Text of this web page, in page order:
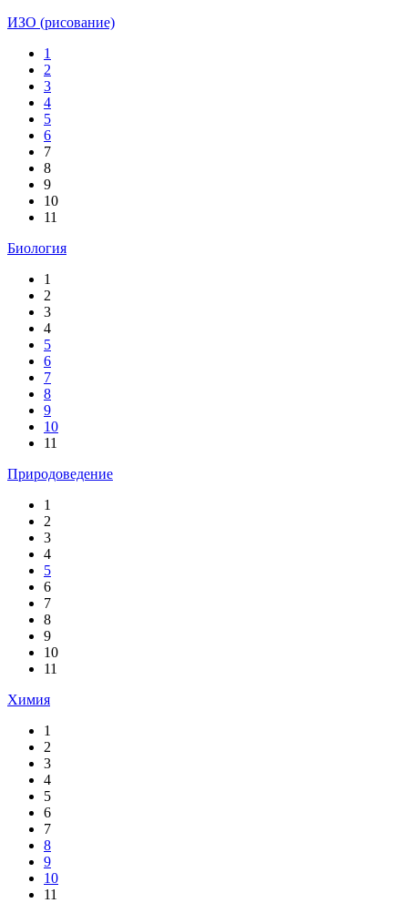
ИЗО (рисование)
1
2
3
4
5
6
7
8
9
10
11
Биология
1
2
3
4
5
6
7
8
9
10
11
Природоведение
1
2
3
4
5
6
7
8
9
10
11
Химия
1
2
3
4
5
6
7
8
9
10
11